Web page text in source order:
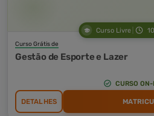
Curso Livre
Curso Grátis de
Gestão de Esporte e Lazer
CURSO ON-
DETALHES